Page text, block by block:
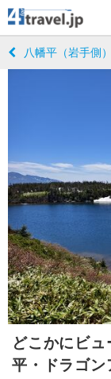
八幡平（岩手側
どこかにビ
平・ドラゴン